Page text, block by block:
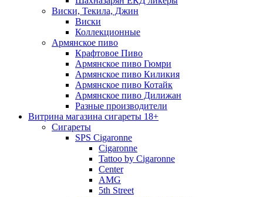
Виски, Текила, Джин
Виски
Коллекционные
Армянское пиво
Крафтовое Пиво
Армянское пиво Гюмри
Армянское пиво Киликия
Армянское пиво Котайк
Армянское пиво Дилижан
Разные производители
Витрина магазина сигареты 18+
Cигареты
SPS Cigaronne
Сigaronne
Tattoo by Cigaronne
Center
AMG
5th Street